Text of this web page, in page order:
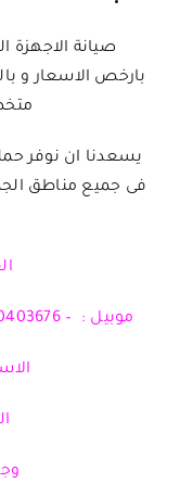
صيانة الاجهزة
بارخص الاسعار و
يسعدنا ان نوفر
فى جميع مناطق
موبيل : – 01210403676 – 01028285295 – 01121717340
وجه